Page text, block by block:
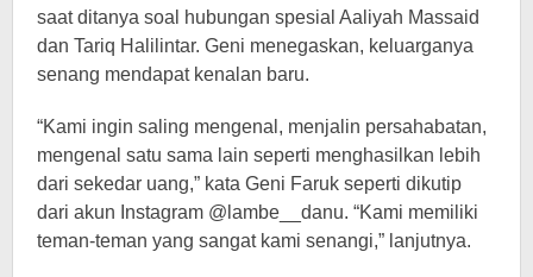
saat ditanya soal hubungan spesial Aaliyah Massaid
dan Tariq Halilintar. Geni menegaskan, keluarganya
senang mendapat kenalan baru.
“Kami ingin saling mengenal, menjalin persahabatan,
mengenal satu sama lain seperti menghasilkan lebih
dari sekedar uang,” kata Geni Faruk seperti dikutip
dari akun Instagram @lambe__danu. “Kami memiliki
teman-teman yang sangat kami senangi,” lanjutnya.